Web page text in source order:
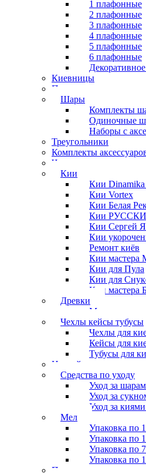
1 плафонные
2 плафонные
3 плафонные
4 плафонные
5 плафонные
6 плафонные
Киевницы
Полочки
Шары
Комплекты
Одиночные
Наборы с
Треугольники
Комплекты
Часы
Кии
Кии
Кии Vortex
Кии Белая
Кии
Кии Сергей
Кии
Ремонт киёв
Кии мастера
Кии для Пула
Кии для
Кии мастера
Древки
Мосты для
Чехлы кейсы тубусы
Чехлы для
Кейсы для
Тубусы для
Наклейки
Средства по уходу
Уход за
Уход за
Уход за
Мел
Упаковка по
Упаковка по
Упаковка по
Упаковка по
Перчатки